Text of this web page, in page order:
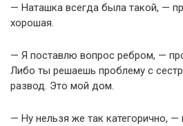
— Наташка всегда была такой, —
хорошая.
— Я поставлю вопрос ребром, —
Либо ты решаешь проблему с
развод. Это мой дом.
— Ну нельзя же так категорично,